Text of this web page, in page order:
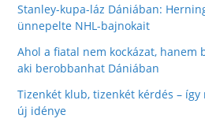
Stanley-kupa-láz Dániában:
ünnepelte NHL-bajnokait
Ahol a fiatal nem kockázat, hanem
aki berobbanhat Dániában
Tizenkét klub, tizenkét kérdés –
új idénye